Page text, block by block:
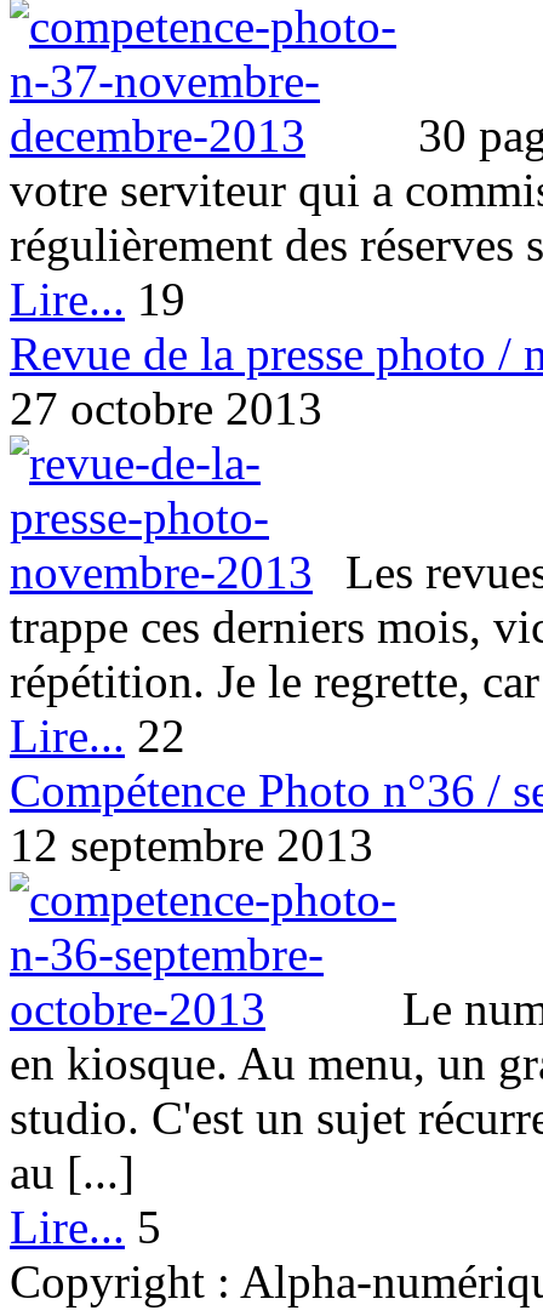
30
votre serviteur qui a
régulièrement des
Lire... 19
Revue de la presse photo /
27 octobre 2013
Les
trappe ces derniers mois,
répétition. Je le regrette,
Lire... 22
Compétence Photo n°36 /
12 septembre 2013
Le
en kiosque. Au menu, un
studio. C'est un sujet
au [...]
Lire... 5
Copyright : Alpha-